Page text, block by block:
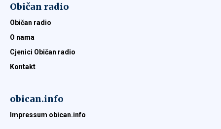
Običan radio
Običan radio
O nama
Cjenici Običan radio
Kontakt
obican.info
Impressum obican.info